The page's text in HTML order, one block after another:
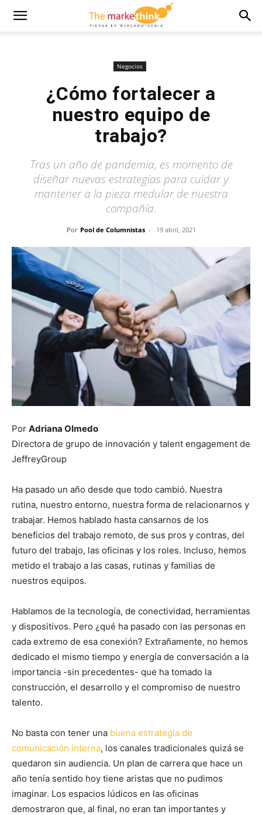
Negocios
¿Cómo fortalecer a
nuestro equipo de
trabajo?
Tras un año de pandemia, es momento de
diseñar nuevas estrategias para cuidar y
mantener a la pieza medular de nuestra
compañía.
Por Pool de Columnistas - 19 abril, 2021
Por Adriana Olmedo
Directora de grupo de innovación y talent engagement de
JeffreyGroup
Ha pasado un año desde que todo cambió. Nuestra
rutina, nuestro entorno, nuestra forma de relacionarnos y
trabajar. Hemos hablado hasta cansarnos de los
beneficios del trabajo remoto, de sus pros y contras, del
futuro del trabajo, las oficinas y los roles. Incluso, hemos
metido el trabajo a las casas, rutinas y familias de
nuestros equipos.
Hablamos de la tecnología, de conectividad, herramientas
y dispositivos. Pero ¿qué ha pasado con las personas en
cada extremo de esa conexión? Extrañamente, no hemos
dedicado el mismo tiempo y energía de conversación a la
importancia -sin precedentes- que ha tomado la
construcción, el desarrollo y el compromiso de nuestro
talento.
No basta con tener una buena estrategia de
comunicación interna, los canales tradicionales quizá se
quedaron sin audiencia. Un plan de carrera que hace un
año tenía sentido hoy tiene aristas que no pudimos
imaginar. Los espacios lúdicos en las oficinas
demostraron que, al final, no eran tan importantes y